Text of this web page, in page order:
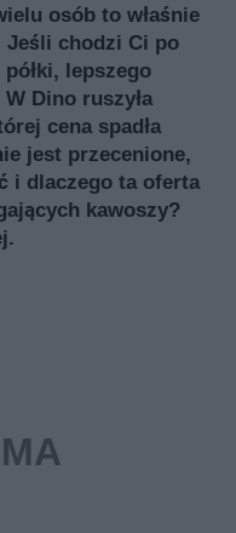
osób to właśnie
Jeśli chodzi Ci po
lepszego
Dino ruszyła
cena spadła
jest przecenione,
i dlaczego ta oferta
kawoszy?